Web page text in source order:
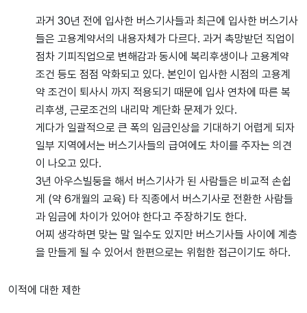
과거 30년 전에 입사한 버스기사들과 최근에 입사한 버스기사
들은 고용계약서의 내용자체가 다르다. 과거 촉망받던 직업이
점차 기피직업으로 변해감과 동시에 복리후생이나 고용계약
조건 등도 점점 악화되고 있다. 본인이 입사한 시점의 고용계
약 조건이 퇴사시 까지 적용되기 때문에 입사 연차에 따른 복
리후생, 근로조건의 내리막 계단화 문제가 있다.
게다가 일괄적으로 큰 폭의 임금인상을 기대하기 어렵게 되자
일부 지역에서는 버스기사들의 급여에도 차이를 주자는 의견
이 나오고 있다.
3년 아우스빌둥을 해서 버스기사가 된 사람들은 비교적 손쉽
게 (약 6개월의 교육) 타 직종에서 버스기사로 전환한 사람들
과 임금에 차이가 있어야 한다고 주장하기도 한다.
어찌 생각하면 맞는 말 일수도 있지만 버스기사들 사이에 계층
을 만들게 될 수 있어서 한편으로는 위험한 접근이기도 하다.
이적에 대한 제한